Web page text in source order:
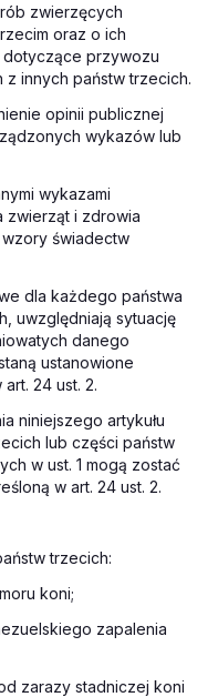
zwierzęcych
oraz o ich
dotyczące przywozu
innych państw trzecich.
opinii publicznej
wykazów lub
wykazami
zwierząt i zdrowia
świadectw
dla każdego państwa
uwzględniają sytuację
danego
ustanowione
24 ust. 2.
niniejszego artykułu
lub części państw
w ust. 1 mogą zostać
w art. 24 ust. 2.
trzecich:
koni;
zapalenia
zarazy stadniczej koni